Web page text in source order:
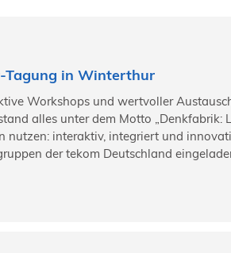
Tagung in Winterthur
Workshops und wertvoller
alles unter dem Motto „Denkfabrik:
nutzen: interaktiv, integriert und
der tekom Deutschland